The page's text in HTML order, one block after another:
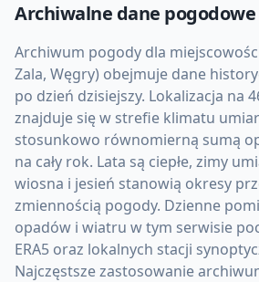
Archiwalne dane
Archiwum pogody dla
Zala, Węgry) obejmuje dane
po dzień dzisiejszy. Lokalizacja na
znajduje się w strefie klimatu
stosunkowo równomierną sumą
na cały rok. Lata są ciepłe, zimy
wiosna i jesień stanowią okresy
zmiennością pogody. Dzienne
opadów i wiatru w tym serwisie
ERA5 oraz lokalnych stacji
Najczęstsze zastosowanie